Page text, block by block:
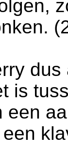
is
een